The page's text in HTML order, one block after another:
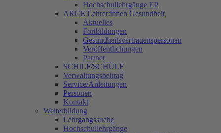
Hochschullehrgänge EP
ARGE Lehrer:innen Gesundheit
Aktuelles
Fortbildungen
Gesundheitsvertrauenspersonen
Veröffentlichungen
Partner
SCHILF/SCHÜLF
Verwaltungsbeitrag
Service/Anleitungen
Personen
Kontakt
Weiterbildung
Lehrgangssuche
Hochschullehrgänge